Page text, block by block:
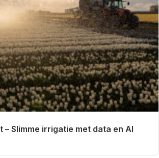
– Slimme irrigatie met data en AI